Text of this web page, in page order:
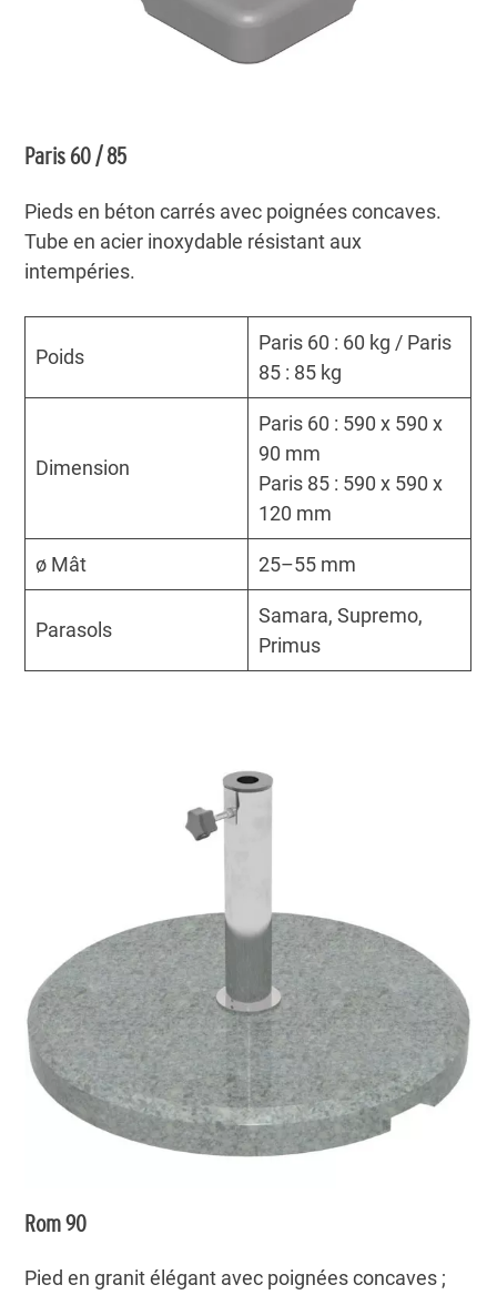
Paris 60 / 85
Pieds en béton carrés avec poignées concaves.
Tube en acier inoxydable résistant aux
intempéries.
Poids
Paris 60 : 60 kg / Paris
85 : 85 kg
Dimension
Paris 60 : 590 x 590 x
90 mm
Paris 85 : 590 x 590 x
120 mm
ø Mât 25–55 mm
Parasols
Samara, Supremo,
Primus
Rom 90
Pied en granit élégant avec poignées concaves ;